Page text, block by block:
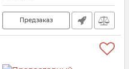
Артикул: 28676
Предзаказ